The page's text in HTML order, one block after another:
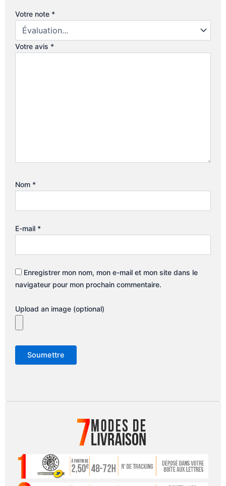
Votre note *
Votre avis *
Nom *
E-mail *
Enregistrer mon nom, mon e-mail et mon site dans le
navigateur pour mon prochain commentaire.
Upload an image (optional)